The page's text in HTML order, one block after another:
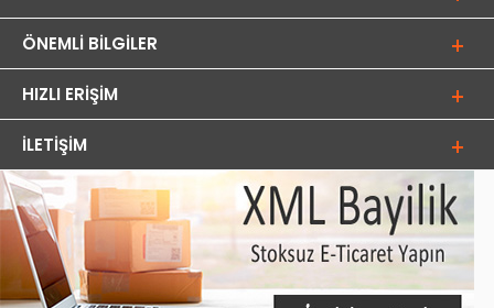
ÖNEMLI BILGILER
HIZLI ERIŞIM
İLETIŞIM